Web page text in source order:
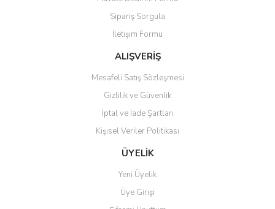
Ürün bilgilerinde hatalar bulunuyor.
Ürün fiyatı diğer sitelerden daha pahalı.
Bu ürüne benzer farklı alternatifler olmalı.
Gönder
Sipariş Sorgula
İletişim Formu
ALIŞVERİŞ
Mesafeli Satış Sözleşmesi
Gizlilik ve Güvenlik
İptal ve İade Şartları
Kişisel Veriler Politikası
ÜYELİK
Yeni Üyelik
Üye Girişi